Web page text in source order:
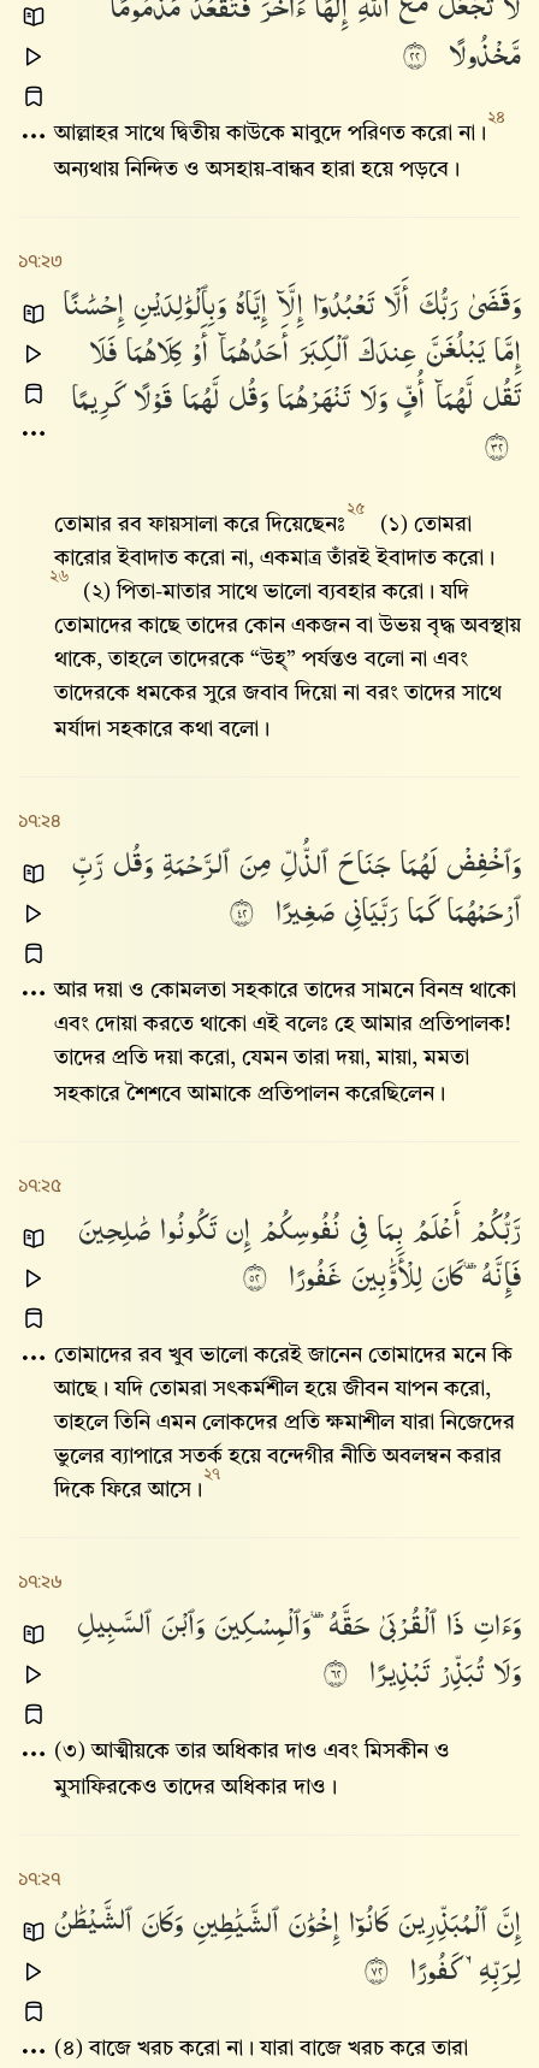
مَّخْذُولًا ٢٢
আল্লাহর সাথে দ্বিতীয় কাউকে মাবুদে পরিণত করো না।
২৪
অন্যথায় নিন্দিত ও অসহায়-বান্ধব হারা হয়ে পড়বে।
১৭:২৩
وَقَضَىٰرَبُّكَأَلَّاتَعْبُدُوٓا۟إِلَّآإِيَّاهُوَبِٱلْوَٰلِدَيْنِإِحْسَٰنًا
إِمَّايَبْلُغَنَّعِندَكَٱلْكِبَرَأَحَدُهُمَآأَوْكِلَاهُمَافَلَا
تَقُللَّهُمَآأُفٍّوَلَاتَنْهَرْهُمَاوَقُللَّهُمَاقَوْلًاكَرِيمًا
٢٣
তোমার রব ফায়সালা করে দিয়েছেনঃ
২৫
(১) তোমরা
কারোর ইবাদাত করো না, একমাত্র তাঁরই ইবাদাত করো।
২৬
(২) পিতা-মাতার সাথে ভালো ব্যবহার করো। যদি
তোমাদের কাছে তাদের কোন একজন বা উভয় বৃদ্ধ অবস্থায়
থাকে, তাহলে তাদেরকে “উহ্” পর্যন্তও বলো না এবং
তাদেরকে ধমকের সুরে জবাব দিয়ো না বরং তাদের সাথে
মর্যাদা সহকারে কথা বলো।
১৭:২৪
وَٱخْفِضْلَهُمَاجَنَاحَٱلذُّلِّمِنَٱلرَّحْمَةِوَقُلرَّبِّ
ٱرْحَمْهُمَاكَمَارَبَّيَانِىصَغِيرًا ٢٤
আর দয়া ও কোমলতা সহকারে তাদের সামনে বিনম্র থাকো
এবং দোয়া করতে থাকো এই বলেঃ হে আমার প্রতিপালক!
তাদের প্রতি দয়া করো, যেমন তারা দয়া, মায়া, মমতা
সহকারে শৈশবে আমাকে প্রতিপালন করেছিলেন।
১৭:২৫
رَّبُّكُمْأَعْلَمُبِمَافِىنُفُوسِكُمْإِنتَكُونُوا۟صَٰلِحِينَ
فَإِنَّهُۥكَانَلِلْأَوَّٰبِينَغَفُورًا ٢٥
তোমাদের রব খুব ভালো করেই জানেন তোমাদের মনে কি
আছে। যদি তোমরা সৎকর্মশীল হয়ে জীবন যাপন করো,
তাহলে তিনি এমন লোকদের প্রতি ক্ষমাশীল যারা নিজেদের
ভুলের ব্যাপারে সতর্ক হয়ে বন্দেগীর নীতি অবলম্বন করার
দিকে ফিরে আসে।
২৭
১৭:২৬
وَءَاتِذَاٱلْقُرْبَىٰحَقَّهُۥوَٱلْمِسْكِينَوَٱبْنَٱلسَّبِيلِ
وَلَاتُبَذِّرْتَبْذِيرًا ٢٦
(৩) আত্মীয়কে তার অধিকার দাও এবং মিসকীন ও
মুসাফিরকেও তাদের অধিকার দাও।
১৭:২৭
إِنَّٱلْمُبَذِّرِينَكَانُوٓا۟إِخْوَٰنَٱلشَّيَٰطِينِوَكَانَٱلشَّيْطَٰنُ
لِرَبِّهِۦكَفُورًا ٢٧
(৪) বাজে খরচ করো না। যারা বাজে খরচ করে তারা